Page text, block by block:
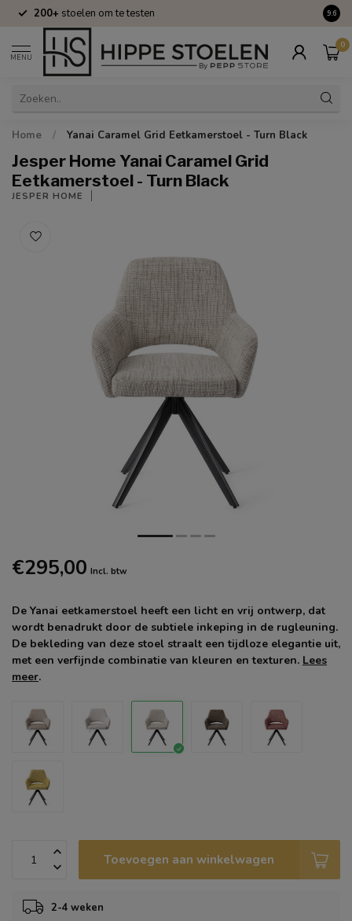
200+ stoelen om te testen 9.6
MENU
0
Home / Yanai Caramel Grid Eetkamerstoel - Turn Black
Jesper Home Yanai Caramel Grid
Eetkamerstoel - Turn Black
JESPER HOME
€295,00 Incl. btw
De Yanai eetkamerstoel heeft een licht en vrij ontwerp, dat
wordt benadrukt door de subtiele inkeping in de rugleuning.
De bekleding van deze stoel straalt een tijdloze elegantie uit,
met een verfijnde combinatie van kleuren en texturen. Lees
meer.
Toevoegen aan winkelwagen
2-4 weken